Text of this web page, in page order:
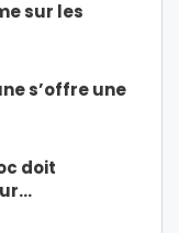
sur les
s’offre une
doit